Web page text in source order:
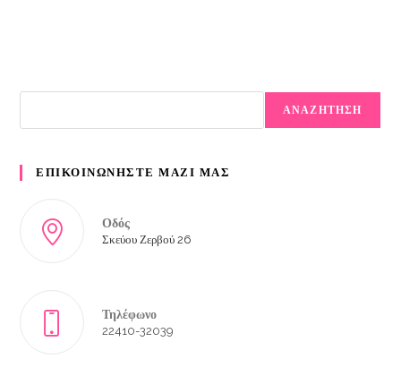
ΑΝΑΖΗΤΗΣΗ
ΕΠΙΚΟΙΝΩΝΗΣΤΕ ΜΑΖΙ ΜΑΣ
Οδός
Σκεύου Ζερβού 26
Τηλέφωνο
22410-32039